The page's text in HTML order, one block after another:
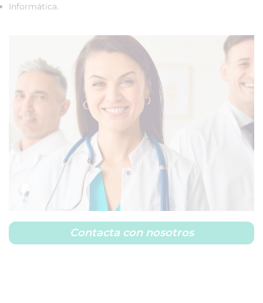
Informática.
Contacta con nosotros